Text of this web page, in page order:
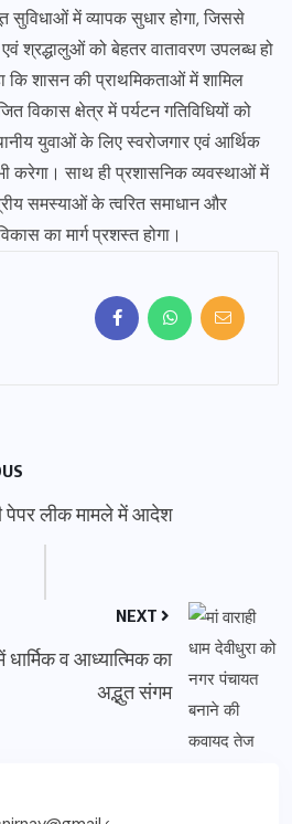
में व्यापक सुधार होगा, जिससे
एवं श्रद्धालुओं को बेहतर वातावरण उपलब्ध हो
कि शासन की प्राथमिकताओं में शामिल
विकास क्षेत्र में पर्यटन गतिविधियों को
युवाओं के लिए स्वरोजगार एवं आर्थिक
करेगा। साथ ही प्रशासनिक व्यवस्थाओं में
समस्याओं के त्वरित समाधान और
का मार्ग प्रशस्त होगा।
पेपर लीक मामले में आदेश
NEXT
व आध्यात्मिक का
अद्भुत संगम